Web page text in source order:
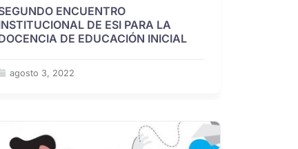
ENCUENTRO
DE ESI PARA LA
DE EDUCACIÓN INICIAL
agosto 3, 2022